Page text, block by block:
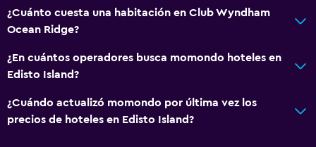
¿Cuánto cuesta una habitación en Club Wyndham
Ocean Ridge?
¿En cuántos operadores busca momondo hoteles en
Edisto Island?
¿Cuándo actualizó momondo por última vez los
precios de hoteles en Edisto Island?